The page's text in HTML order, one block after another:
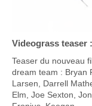
Videograss teaser
Teaser du nouveau
dream team : Bryan
Larsen, Darrell
Elm, Joe Sexton,